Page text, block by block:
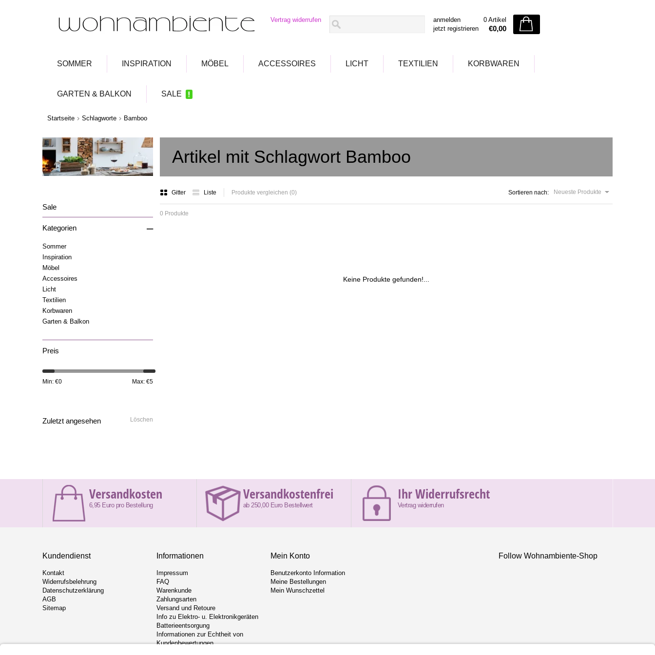
Vertrag widerrufen
anmelden
jetzt registrieren
0 Artikel
€0,00
SOMMER INSPIRATION MÖBEL ACCESSOIRES LICHT TEXTILIEN KORBWAREN
GARTEN & BALKON SALE
Startseite Schlagworte Bamboo
Artikel mit Schlagwort Bamboo
Gitter Liste Produkte vergleichen (0) Sortieren nach: Neueste Produkte
0 Produkte
Keine Produkte gefunden!...
Sale
Kategorien –
Sommer
Inspiration
Möbel
Accessoires
Licht
Textilien
Korbwaren
Garten & Balkon
Preis
Min: €0 Max: €5
Zuletzt angesehen Löschen
Versandkosten
6,95 Euro pro Bestellung
Versandkostenfrei
ab 250,00 Euro Bestellwert
Ihr Widerrufsrecht
Vertrag widerrufen
Kundendienst
Kontakt
Widerrufsbelehrung
Datenschutzerklärung
AGB
Sitemap
Informationen
Impressum
FAQ
Warenkunde
Zahlungsarten
Versand und Retoure
Info zu Elektro- u. Elektronikgeräten
Batterieentsorgung
Informationen zur Echtheit von
Kundenbewertungen
Mein Konto
Benutzerkonto Information
Meine Bestellungen
Mein Wunschzettel
Follow Wohnambiente-Shop